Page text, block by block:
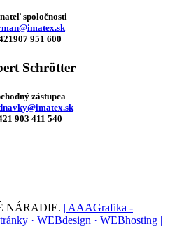
spoločnosti
951 600
Schrötter
zástupca
903 411 540
NÁRADIE. | AAAGrafika -
· WEBdesign · WEBhosting |